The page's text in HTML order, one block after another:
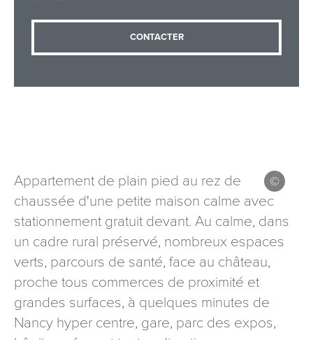
CONTACTER
Appartement de plain pied au rez de
chaussée d'une petite maison calme avec
stationnement gratuit devant. Au calme, dans
un cadre rural préservé, nombreux espaces
verts, parcours de santé, face au château,
proche tous commerces de proximité et
grandes surfaces, à quelques minutes de
Nancy hyper centre, gare, parc des expos,
Les informations recueillies à partir de ce formulaire sont
nécessaires au traitement de votre demande (sauf
mention contraire). Vous disposez d’un droit d’accès, de
rectification et d’opposition aux données vous concernant,
que vous pouvez exercer en adressant une demande par
courriel à tourisme@departement54.fr ou par courrier
signé accompagné de la copie d’un titre d’identité à
l’adresse suivante : Meurthe & Moselle Tourisme - 48
esplanade Jacques-Baudot CO 90019 54035 NANCY